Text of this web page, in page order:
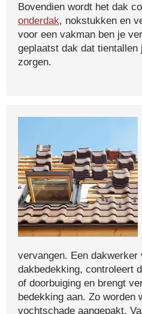
Bovendien wordt het dak
onderdak, nokstukken en
voor een vakman ben je
geplaatst dak dat tientallen
zorgen.
vervangen. Een
dakbedekking, controleert
of doorbuiging en brengt
bedekking aan. Zo worden
vochtschade aangepakt.